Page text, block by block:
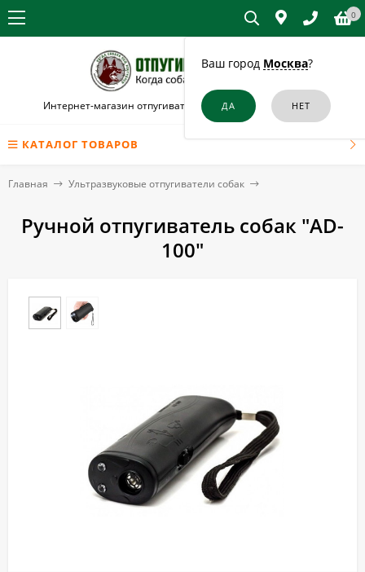
Ваш город Москва?
0
Интернет-магазин отпугивателей собак и кошек в Грязях
КАТАЛОГ ТОВАРОВ
Главная Ультразвуковые отпугиватели собак
Ручной отпугиватель собак "AD-
100"